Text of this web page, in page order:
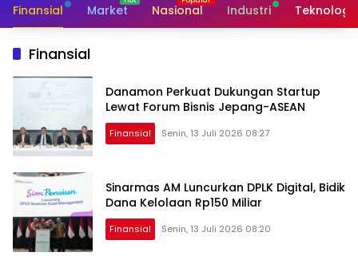
Finansial Market Nasional Industri Teknologi
Finansial
Danamon Perkuat Dukungan Startup
Lewat Forum Bisnis Jepang-ASEAN
Finansial Senin, 13 Juli 2026 08:27
Sinarmas AM Luncurkan DPLK Digital, Bidik
Dana Kelolaan Rp150 Miliar
Finansial Senin, 13 Juli 2026 08:20